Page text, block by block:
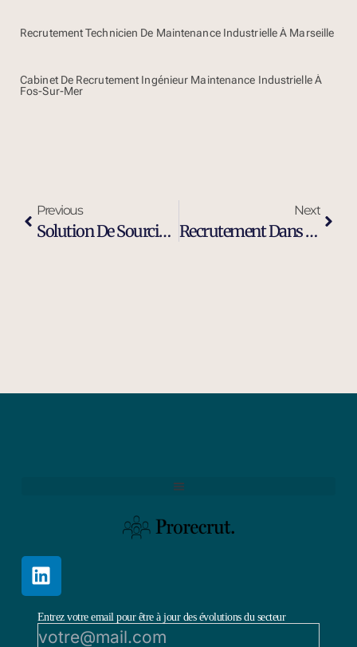
Recrutement Technicien De Maintenance Industrielle À Marseille
Cabinet De Recrutement Ingénieur Maintenance Industrielle À
Fos-Sur-Mer
Previous
Solution De Sourcing Et Recrutement Externalisé À Berre-L-Etang
Next
Recrutement Dans L’industrie À Berre-L-Etang
Entrez votre email pour être à jour des évolutions du secteur